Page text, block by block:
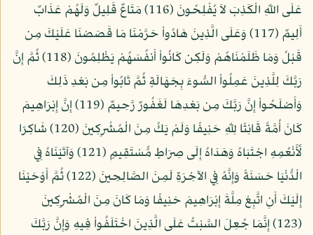
عَلَى اللّهِ الْكَذِبَ لاَ يُفْلِحُونَ (116) مَتَاعٌ قَلِيلٌ وَلَهُمْ عَذَابٌ
أَلِيمٌ (117) وَعَلَى الَّذِينَ هَادُواْ حَرَّمْنَا مَا قَصَصْنَا عَلَيْكَ مِن
قَبْلُ وَمَا ظَلَمْنَاهُمْ وَلَكِن كَانُواْ أَنفُسَهُمْ يَظْلِمُونَ (118) ثُمَّ إِنَّ
رَبَّكَ لِلَّذِينَ عَمِلُواْ السُّوءَ بِجَهَالَةٍ ثُمَّ تَابُواْ مِن بَعْدِ ذَلِكَ
وَأَصْلَحُواْ إِنَّ رَبَّكَ مِن بَعْدِهَا لَغَفُورٌ رَّحِيمٌ (119) إِنَّ إِبْرَاهِيمَ
كَانَ أُمَّةً قَانِتًا لِلّهِ حَنِيفًا وَلَمْ يَكُ مِنَ الْمُشْرِكِينَ (120) شَاكِرًا
لِّأَنْعُمِهِ اجْتَبَاهُ وَهَدَاهُ إِلَى صِرَاطٍ مُّسْتَقِيمٍ (121) وَآتَيْنَاهُ فِي
الْدُّنْيَا حَسَنَةً وَإِنَّهُ فِي الآخِرَةِ لَمِنَ الصَّالِحِينَ (122) ثُمَّ أَوْحَيْنَا
إِلَيْكَ أَنِ اتَّبِعْ مِلَّةَ إِبْرَاهِيمَ حَنِيفًا وَمَا كَانَ مِنَ الْمُشْرِكِينَ
(123) إِنَّمَا جُعِلَ السَّبْتُ عَلَى الَّذِينَ اخْتَلَفُواْ فِيهِ وَإِنَّ رَبَّكَ